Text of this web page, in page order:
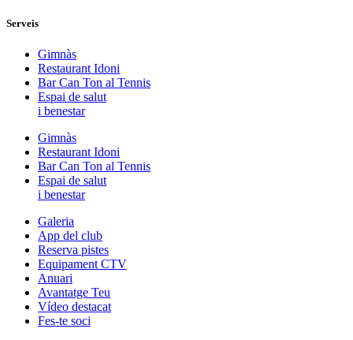
Serveis
Gimnàs
Restaurant Idoni
Bar Can Ton al Tennis
Espai de salut
i benestar
Gimnàs
Restaurant Idoni
Bar Can Ton al Tennis
Espai de salut
i benestar
Galeria
App del club
Reserva pistes
Equipament CTV
Anuari
Avantatge Teu
Vídeo destacat
Fes-te soci